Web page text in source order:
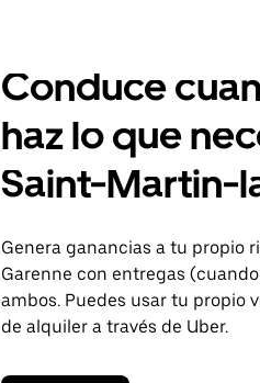
Conduce
haz lo que
Saint-Martin-
Genera ganancias a tu propio
Garenne con entregas
ambos. Puedes usar tu propio
de alquiler a través de Uber.